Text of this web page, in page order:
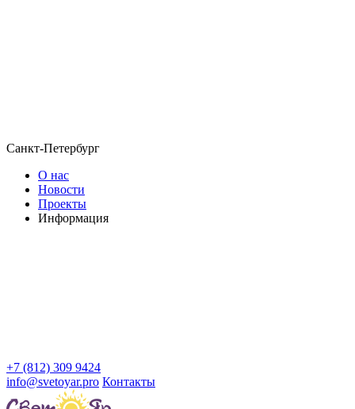
Санкт-Петербург
О нас
Новости
Проекты
Информация
+7 (812) 309 9424
info@svetoyar.pro Контакты